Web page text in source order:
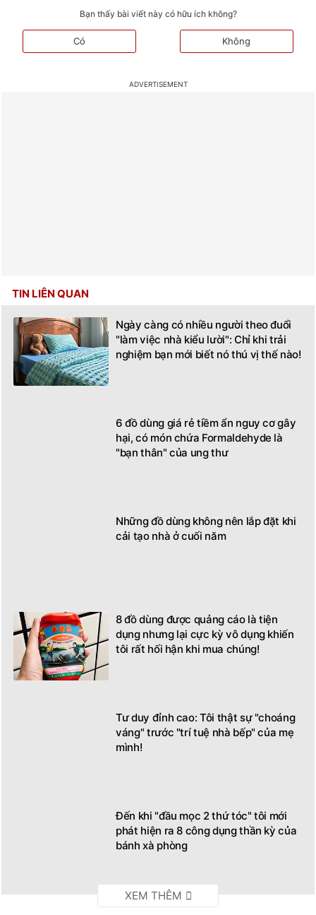
Bạn thấy bài viết này có hữu ích không?
Có Không
TIN LIÊN QUAN
Ngày càng có nhiều người theo đuổi
"làm việc nhà kiểu lười": Chỉ khi trải
nghiệm bạn mới biết nó thú vị thế nào!
6 đồ dùng giá rẻ tiềm ẩn nguy cơ gây
hại, có món chứa Formaldehyde là
"bạn thân" của ung thư
Những đồ dùng không nên lắp đặt khi
cải tạo nhà ở cuối năm
8 đồ dùng được quảng cáo là tiện
dụng nhưng lại cực kỳ vô dụng khiến
tôi rất hối hận khi mua chúng!
Tư duy đỉnh cao: Tôi thật sự "choáng
váng" trước "trí tuệ nhà bếp" của mẹ
mình!
Đến khi "đầu mọc 2 thứ tóc" tôi mới
phát hiện ra 8 công dụng thần kỳ của
bánh xà phòng